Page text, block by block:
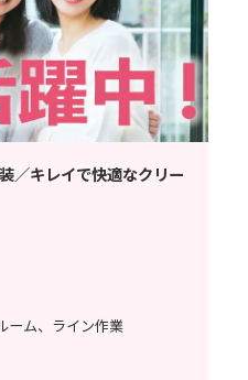
／キレイで快適なクリー
ーム、ライン作業